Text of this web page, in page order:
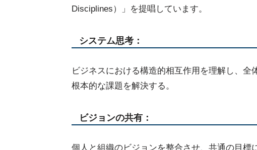
Disciplines）」を提唱しています。
システム思考：
ビジネスにおける構造的相互作用を理解し、全
根本的な課題を解決する。
ビジョンの共有：
個人と組織のビジョンを整合させ、共通の目標